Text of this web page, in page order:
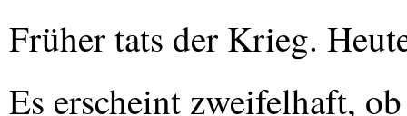
Früher tats der Krieg.
Es erscheint zweifelhaft,